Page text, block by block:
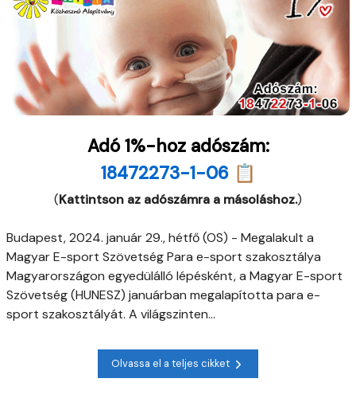
Adó 1%-hoz adószám:
18472273-1-06 📋
(Kattintson az adószámra a másoláshoz.)
Budapest, 2024. január 29., hétfő (OS) - Megalakult a
Magyar E-sport Szövetség Para e-sport szakosztálya
Magyarországon egyedülálló lépésként, a Magyar E-sport
Szövetség (HUNESZ) januárban megalapította para e-
sport szakosztályát. A világszinten...
Olvassa el a teljes cikket